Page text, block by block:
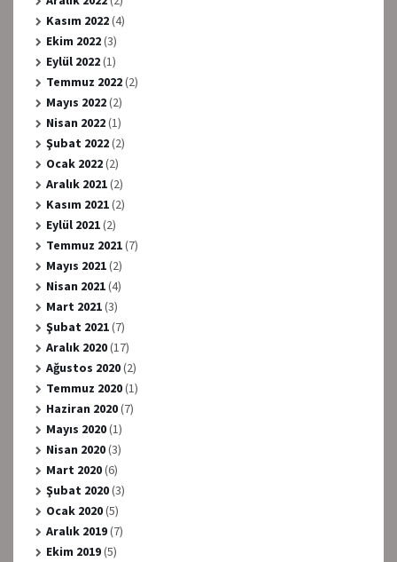
Kasım 2022(4)
Ekim 2022(3)
Eylül 2022(1)
Temmuz 2022(2)
Mayıs 2022(2)
Nisan 2022(1)
Şubat 2022(2)
Ocak 2022(2)
Aralık 2021(2)
Kasım 2021(2)
Eylül 2021(2)
Temmuz 2021(7)
Mayıs 2021(2)
Nisan 2021(4)
Mart 2021(3)
Şubat 2021(7)
Aralık 2020(17)
Ağustos 2020(2)
Temmuz 2020(1)
Haziran 2020(7)
Mayıs 2020(1)
Nisan 2020(3)
Mart 2020(6)
Şubat 2020(3)
Ocak 2020(5)
Aralık 2019(7)
Ekim 2019(5)